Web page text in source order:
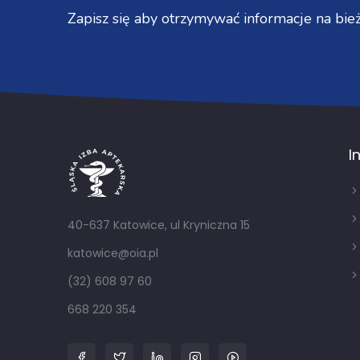
Zapisz się aby otrzymywać informacje na
40-637 Katowice, ul Kryniczna 15
katowice@oia.pl
(32) 608 97 60
668 220 354